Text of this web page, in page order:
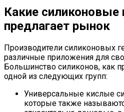
Какие силиконовые
предлагает рынок
Производители силиконовых
различные приложения для
Большинство силиконов, как
одной из следующих групп:
Универсальные кислые
которые также